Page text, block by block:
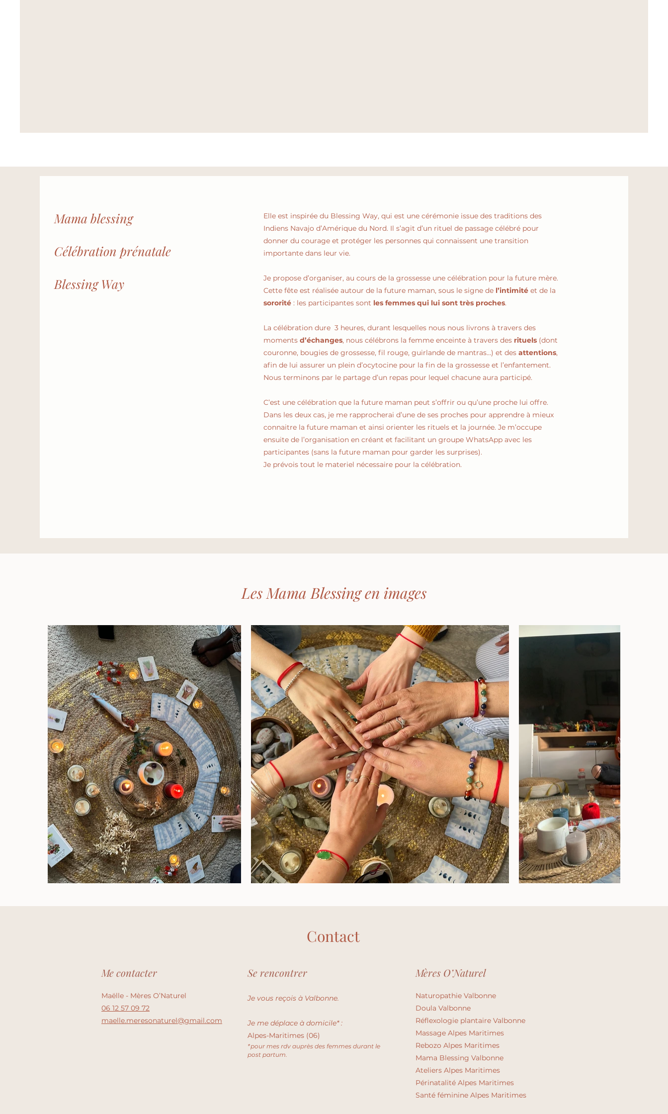
Mama blessing
Célébration prénatale
Blessing Way
Elle est inspirée du Blessing Way, qui est une cérémonie issue des traditions des
Indiens Navajo d’Amérique du Nord. Il s’agit d’un rituel de passage célébré pour
donner du courage et protéger les personnes qui connaissent une transition
importante dans leur vie.
Je propose d’organiser, au cours de la grossesse une célébration pour la future mère.
Cette fête est réalisée autour de la future maman, sous le signe de l’intimitéet de la
sororité: les participantes sont les femmes qui lui sont très proches.
La célébration dure 3 heures, durant lesquelles nous nous livrons à travers des
moments d’échanges, nous célébrons la femme enceinte à travers des rituels(dont
couronne, bougies de grossesse, fil rouge, guirlande de mantras…) et des attentions,
afin de lui assurer un plein d’ocytocine pour la fin de la grossesse et l’enfantement.
Nous terminons par le partage d’un repas pour lequel chacune aura participé.
C’est une célébration que la future maman peut s’offrir ou qu’une proche lui offre.
Dans les deux cas, je me rapprocherai d’une de ses proches pour apprendre à mieux
connaitre la future maman et ainsi orienter les rituels et la journée. Je m’occupe
ensuite de l’organisation en créant et facilitant un groupe WhatsApp avec les
participantes (sans la future maman pour garder les surprises).
Je prévois tout le materiel nécessaire pour la célébration.
Les Mama Blessing en images
Contact
Me contacter
Maëlle - Mères O’Naturel
06 12 57 09 72
maelle.meresonaturel@gmail.com
Se rencontrer
Je vous reçois à Valbonne.
Je me déplace à domicile* :
Alpes-Maritimes (06)
*pour mes rdv auprès des femmes durant le
post partum.
Mères O’Naturel
Naturopathie Valbonne
Doula Valbonne
Réflexologie plantaire Valbonne
Massage Alpes Maritimes
Rebozo Alpes Maritimes
Mama Blessing Valbonne
Ateliers Alpes Maritimes
Périnatalité Alpes Maritimes
Santé féminine Alpes Maritimes